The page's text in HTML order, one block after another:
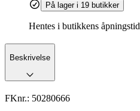
På lager i 19 butikker
Hentes i butikkens åpningstid
Beskrivelse
FKnr.: 50280666